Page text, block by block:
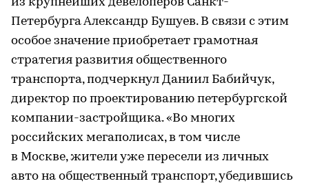
Петербурга Александр Бушуев. В связи с этим
особое значение приобретает грамотная
стратегия развития общественного
транспорта, подчеркнул Даниил Бабийчук,
директор по проектированию петербургской
компании-застройщика. «Во многих
российских мегаполисах, в том числе
в Москве, жители уже пересели из личных
авто на общественный транспорт, убедившись